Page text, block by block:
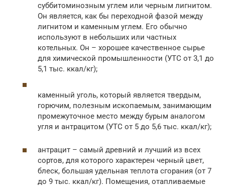
суббитоминозным углем или черным лигнитом.
Он является, как бы переходной фазой между
лигнитом и каменным углем. Его обычно
используют в небольших или частных
котельных. Он – хорошее качественное сырье
для химической промышленности (УТС от 3,1 до
5,1 тыс. ккал/кг);
каменный уголь, который является твердым,
горючим, полезным ископаемым, занимающим
промежуточное место между бурым аналогом
угля и антрацитом (УТС от 5 до 5,6 тыс. ккал/кг);
антрацит – самый древний и лучший из всех
сортов, для которого характерен черный цвет,
блеск, большая удельная теплота сгорания (от 7
до 9 тыс. ккал/кг). Помещения, отапливаемые